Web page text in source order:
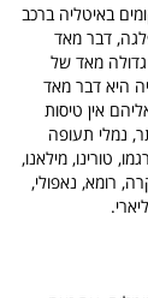
באיטליה ברכב
דבר מאד
מאד של
היא דבר מאד
אין טיסות
נמלי תעופה
טורינו, מילאנו,
רומא, נאפולי,